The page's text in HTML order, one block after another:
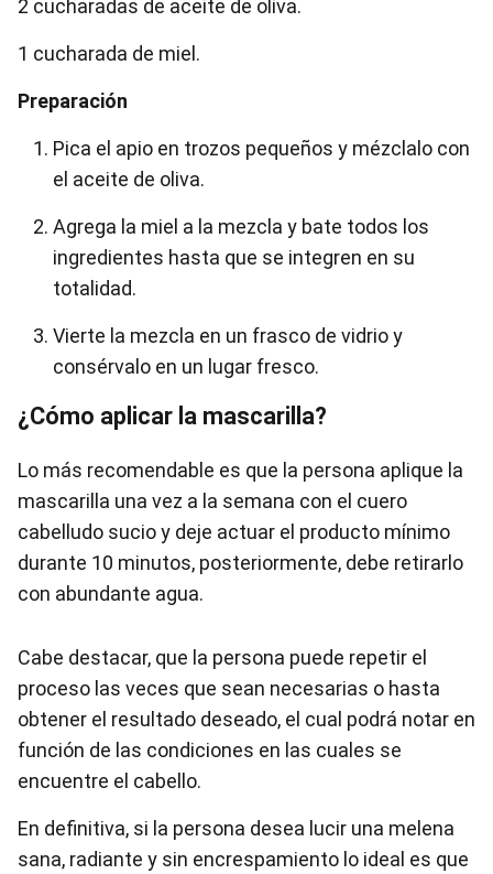
2 cucharadas de aceite de oliva.
1 cucharada de miel.
Preparación
Pica el apio en trozos pequeños y mézclalo con
el aceite de oliva.
Agrega la miel a la mezcla y bate todos los
ingredientes hasta que se integren en su
totalidad.
Vierte la mezcla en un frasco de vidrio y
consérvalo en un lugar fresco.
¿Cómo aplicar la mascarilla?
Lo más recomendable es que la persona aplique la
mascarilla una vez a la semana con el cuero
cabelludo sucio y deje actuar el producto mínimo
durante 10 minutos, posteriormente, debe retirarlo
con abundante agua.
Cabe destacar, que la persona puede repetir el
proceso las veces que sean necesarias o hasta
obtener el resultado deseado, el cual podrá notar en
función de las condiciones en las cuales se
encuentre el cabello.
En definitiva, si la persona desea lucir una melena
sana, radiante y sin encrespamiento lo ideal es que